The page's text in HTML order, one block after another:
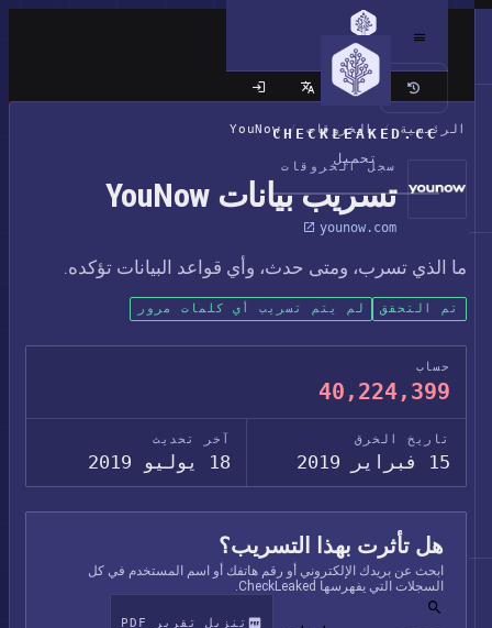
CHECKLEAKED.CC
تحميل
الموقع الكلاسيكي
الرئيسية / الخروقات /
YouNow
سجل الخروقات
تسريب بيانات YouNow
younow.com
ما الذي تسرب، ومتى حدث، وأي قواعد البيانات تؤكده.
تم التحقق لم يتم تسريب أي كلمات مرور
حساب
40,224,399
تاريخ الخرق
15 فبراير 2019
آخر تحديث
18 يوليو 2019
هل تأثرت بهذا التسريب؟
ابحث عن بريدك الإلكتروني أو رقم هاتفك أو اسم المستخدم في كل
السجلات التي يفهرسها CheckLeaked.
تنزيل تقرير PDF